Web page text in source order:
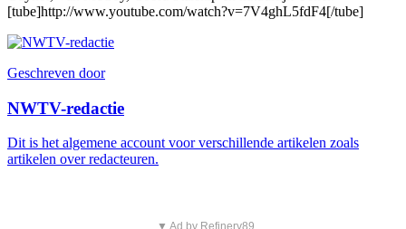
[tube]http://www.youtube.com/watch?v=7V4ghL5fdF4[/tube]
Geschreven door
NWTV-redactie
Dit is het algemene account voor verschillende artikelen zoals
artikelen over redacteuren.